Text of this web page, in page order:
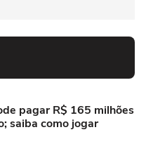
pagar R$ 165 milhões
saiba como jogar